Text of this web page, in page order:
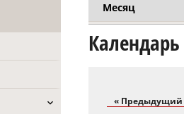
Главные
Месяц
Календарь
« Предыдущий